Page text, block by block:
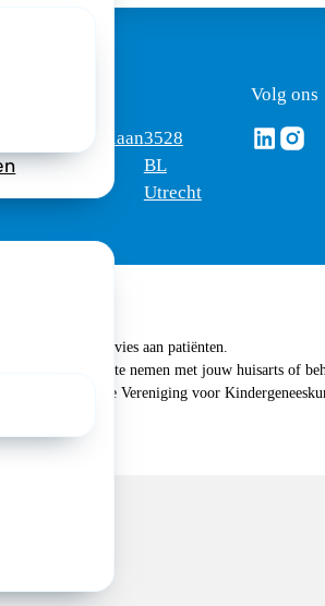
Mercatorlaan
1200
3528
BL
Utrecht
Volg ons
Volg ons
Volg
geen medisch advies aan patiënten.
je om contact op te nemen met jouw huisarts of
Nederlandse Vereniging voor